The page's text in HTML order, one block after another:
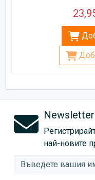
Newsletter
най-новите